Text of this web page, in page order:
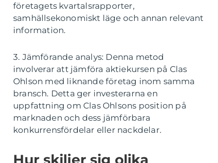
företagets kvartalsrapporter,
samhällsekonomiskt läge och annan relevant
information.
3. Jämförande analys: Denna metod
involverar att jämföra aktiekursen på Clas
Ohlson med liknande företag inom samma
bransch. Detta ger investerarna en
uppfattning om Clas Ohlsons position på
marknaden och dess jämförbara
konkurrensfördelar eller nackdelar.